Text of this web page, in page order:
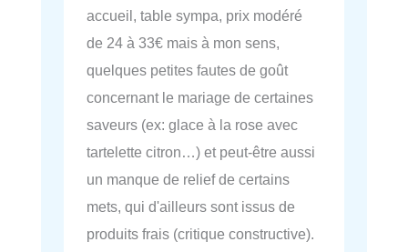
accueil, table sympa, prix modéré
de 24 à 33€ mais à mon sens,
quelques petites fautes de goût
concernant le mariage de certaines
saveurs (ex: glace à la rose avec
tartelette citron…) et peut-être aussi
un manque de relief de certains
mets, qui d'ailleurs sont issus de
produits frais (critique constructive).